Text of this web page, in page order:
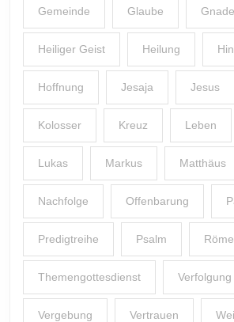
Gemeinde Glaube Gnade
Heiliger Geist Heilung
Hoffnung Jesaja Jesus
Kolosser Kreuz Leben
Lukas Markus Matthäus
Nachfolge Offenbarung
Predigtreihe Psalm
Themengottesdienst Verfolgung
Vergebung Vertrauen